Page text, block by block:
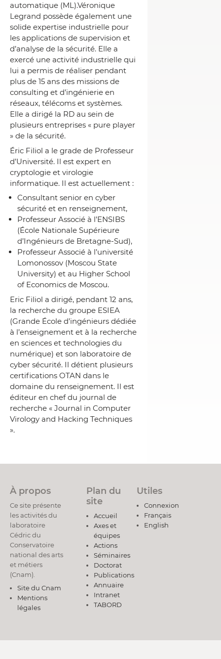
automatique (ML).Véronique
Legrand possède également une
solide expertise industrielle pour
les applications de supervision et
d’analyse de la sécurité. Elle a
exercé une activité industrielle qui
lui a permis de réaliser pendant
plus de 15 ans des missions de
consulting et d’ingénierie en
réseaux, télécoms et systèmes.
Elle a dirigé la RD au sein de
plusieurs entreprises « pure player
» de la sécurité.
Éric Filiol a le grade de Professeur
d’Université. Il est expert en
cryptologie et virologie
informatique. Il est actuellement :
Consultant senior en cyber
sécurité et en renseignement,
Professeur Associé à l’ENSIBS
(École Nationale Supérieure
d’Ingénieurs de Bretagne-Sud),
Professeur Associé à l’université
Lomonossov (Moscou State
University) et au Higher School
of Economics de Moscou.
Eric Filiol a dirigé, pendant 12 ans,
la recherche du groupe ESIEA
(Grande École d’ingénieurs dédiée
à l’enseignement et à la recherche
en sciences et technologies du
numérique) et son laboratoire de
cyber sécurité. Il détient plusieurs
certifications OTAN dans le
domaine du renseignement. Il est
éditeur en chef du journal de
recherche « Journal in Computer
Virology and Hacking Techniques
».
À propos
Ce site présente
les activités du
laboratoire
Cédric du
Conservatoire
national des arts
et métiers
(Cnam).
Site du Cnam
Mentions
légales
Plan du
site
Accueil
Axes et
équipes
Actions
Séminaires
Doctorat
Publications
Annuaire
Intranet
TABORD
Utiles
Connexion
Français
English